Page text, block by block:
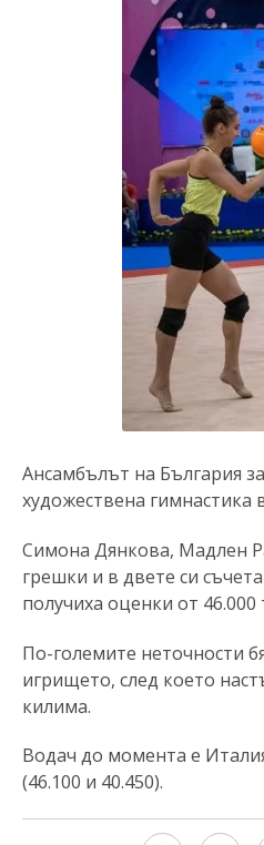
Ансамбълът на България
художествена гимнастика
Симона Дянкова, Мадлен
грешки и в двете си
получиха оценки от
По-големите неточности
игрището, след което
килима.
Водач до момента е
(46.100 и 40.450).